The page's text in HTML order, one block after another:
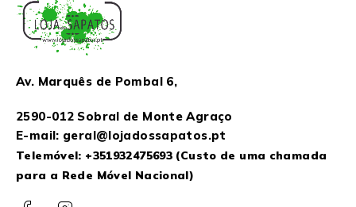
Av. Marquês de Pombal 6,
2590-012 Sobral de Monte Agraço
E-mail: geral@lojadossapatos.pt
Telemóvel: +351932475693 (Custo de uma chamada
para a Rede Móvel Nacional)